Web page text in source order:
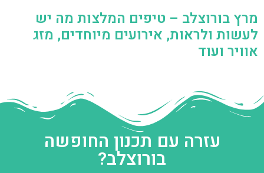
מרץ בורוצלב – טיפים המלצות מה יש
לעשות ולראות, אירועים מיוחדים, מזג
אוויר ועוד
עזרה עם תכנון החופשה
בורוצלב?